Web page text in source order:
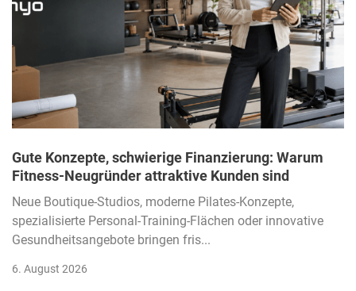
Gute Konzepte, schwierige Finanzierung: Warum
Fitness-Neugründer attraktive Kunden sind
Neue Boutique-Studios, moderne Pilates-Konzepte,
spezialisierte Personal-Training-Flächen oder innovative
Gesundheitsangebote bringen fris...
6. August 2026